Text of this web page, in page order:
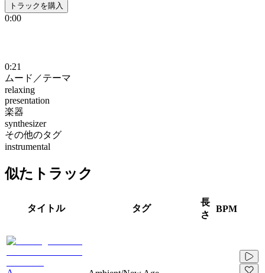
トラックを購入
0:00
0:21
ムード／テーマ
relaxing
presentation
楽器
synthesizer
その他のタグ
instrumental
似たトラック
タイトル タグ
長
さ
BPM